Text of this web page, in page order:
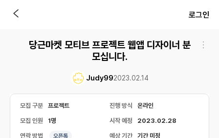
로그인
당근마켓 모티브 프로젝트 웹앱 디자이너 분
모십니다.
Judy992023.02.14
모집 구분 프로젝트 진행 방식 온라인
모집 인원 1명 시작 예정 2023.02.28
연락 방법 오픈톡 예상 기간 기간 미정